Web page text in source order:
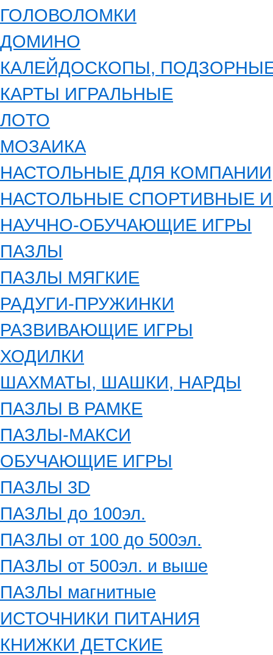
ГОЛОВОЛОМКИ
ДОМИНО
КАЛЕЙДОСКОПЫ,
КАРТЫ ИГРАЛЬНЫЕ
ЛОТО
МОЗАИКА
НАСТОЛЬНЫЕ ДЛЯ КОМПАНИИ
НАСТОЛЬНЫЕ СПОРТИВНЫЕ
НАУЧНО-ОБУЧАЮЩИЕ ИГРЫ
ПАЗЛЫ
ПАЗЛЫ МЯГКИЕ
РАДУГИ-ПРУЖИНКИ
РАЗВИВАЮЩИЕ ИГРЫ
ХОДИЛКИ
ШАХМАТЫ, ШАШКИ, НАРДЫ
ПАЗЛЫ В РАМКЕ
ПАЗЛЫ-МАКСИ
ОБУЧАЮЩИЕ ИГРЫ
ПАЗЛЫ 3D
ПАЗЛЫ до 100эл.
ПАЗЛЫ от 100 до 500эл.
ПАЗЛЫ от 500эл. и выше
ПАЗЛЫ магнитные
ИСТОЧНИКИ ПИТАНИЯ
КНИЖКИ ДЕТСКИЕ